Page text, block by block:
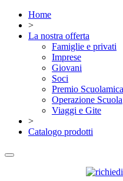
Home
>
La nostra offerta
Famiglie e privati
Imprese
Giovani
Soci
Premio Scuolamica
Operazione Scuola
Viaggi e Gite
>
Catalogo prodotti